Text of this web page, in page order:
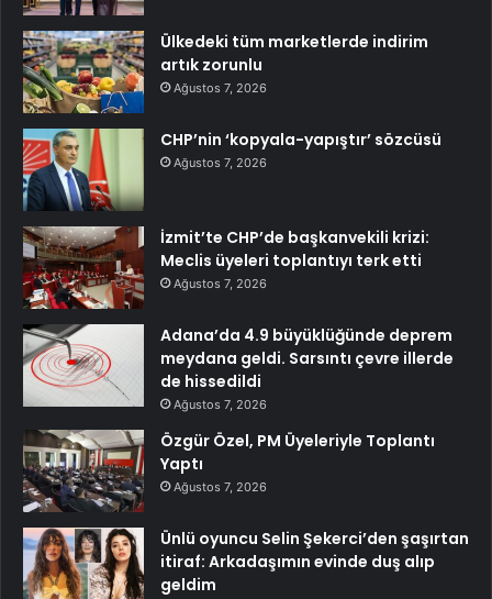
Ülkedeki tüm marketlerde indirim
artık zorunlu
Ağustos 7, 2026
CHP’nin ‘kopyala-yapıştır’ sözcüsü
Ağustos 7, 2026
İzmit’te CHP’de başkanvekili krizi:
Meclis üyeleri toplantıyı terk etti
Ağustos 7, 2026
Adana’da 4.9 büyüklüğünde deprem
meydana geldi. Sarsıntı çevre illerde
de hissedildi
Ağustos 7, 2026
Özgür Özel, PM Üyeleriyle Toplantı
Yaptı
Ağustos 7, 2026
Ünlü oyuncu Selin Şekerci’den şaşırtan
itiraf: Arkadaşımın evinde duş alıp
geldim